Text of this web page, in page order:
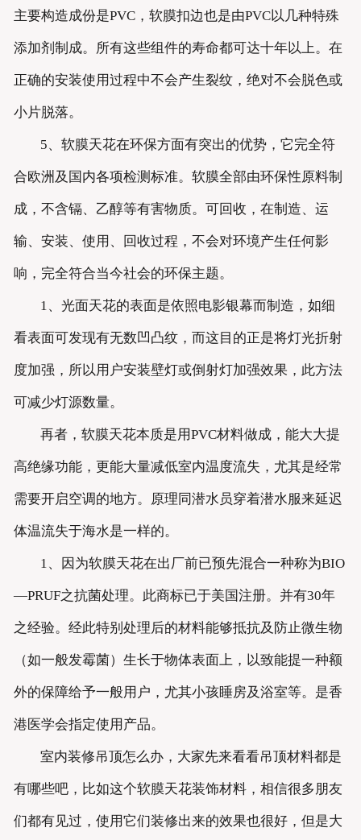
主要构造成份是PVC，软膜扣边也是由PVC以几种特殊
添加剂制成。所有这些组件的寿命都可达十年以上。在
正确的安装使用过程中不会产生裂纹，绝对不会脱色或
小片脱落。
5、软膜天花在环保方面有突出的优势，它完全符
合欧洲及国内各项检测标准。软膜全部由环保性原料制
成，不含镉、乙醇等有害物质。可回收，在制造、运
输、安装、使用、回收过程，不会对环境产生任何影
响，完全符合当今社会的环保主题。
1、光面天花的表面是依照电影银幕而制造，如细
看表面可发现有无数凹凸纹，而这目的正是将灯光折射
度加强，所以用户安装壁灯或倒射灯加强效果，此方法
可减少灯源数量。
再者，软膜天花本质是用PVC材料做成，能大大提
高绝缘功能，更能大量减低室内温度流失，尤其是经常
需要开启空调的地方。原理同潜水员穿着潜水服来延迟
体温流失于海水是一样的。
1、因为软膜天花在出厂前已预先混合一种称为BIO
—PRUF之抗菌处理。此商标已于美国注册。并有30年
之经验。经此特别处理后的材料能够抵抗及防止微生物
（如一般发霉菌）生长于物体表面上，以致能提一种额
外的保障给予一般用户，尤其小孩睡房及浴室等。是香
港医学会指定使用产品。
室内装修吊顶怎么办，大家先来看看吊顶材料都是
有哪些吧，比如这个软膜天花装饰材料，相信很多朋友
们都有见过，使用它们装修出来的效果也很好，但是大